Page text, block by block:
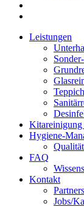
Leistungen
Hygiene-
FAQ
Kontakt
Jobs/